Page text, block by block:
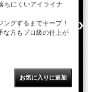
ちにくいアイライナ
グするまでキープ！
な方もプロ級の仕上が